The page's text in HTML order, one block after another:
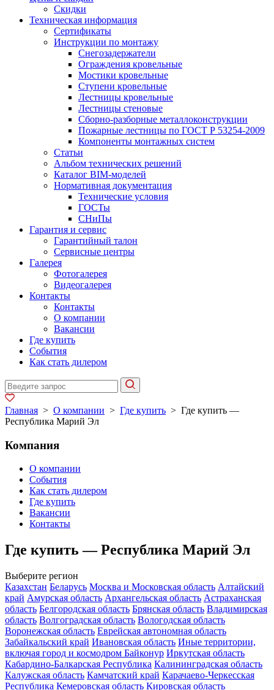
Скидки
Техническая информация
Сертификаты
Инструкции по монтажу
Снегозадержатели
Ограждения кровельные
Мостики кровельные
Ступени кровельные
Лестницы кровельные
Лестницы стеновые
Сборно-разборные металлоконструкции
Пожарные лестницы по ГОСТ Р 53254-2009
Компоненты монтажных систем
Статьи
Альбом технических решений
Каталог BIM-моделей
Нормативная документация
Технические условия
ГОСТы
СНиПы
Гарантия и сервис
Гарантийный талон
Сервисные центры
Галерея
Фотогалерея
Видеогалерея
Контакты
Контакты
О компании
Вакансии
Где купить
События
Как стать дилером
Главная > О компании > Где купить > Где купить —
Республика Марий Эл
Компания
О компании
События
Как стать дилером
Где купить
Вакансии
Контакты
Где купить — Республика Марий Эл
Выберите регион
Казахстан Беларусь Москва и Московская область Алтайский
край Амурская область Архангельская область Астраханская
область Белгородская область Брянская область Владимирская
область Волгоградская область Вологодская область
Воронежская область Еврейская автономная область
Забайкальский край Ивановская область Иные территории,
включая город и космодром Байконур Иркутская область
Кабардино-Балкарская Республика Калининградская область
Калужская область Камчатский край Карачаево-Черкесская
Республика Кемеровская область Кировская область